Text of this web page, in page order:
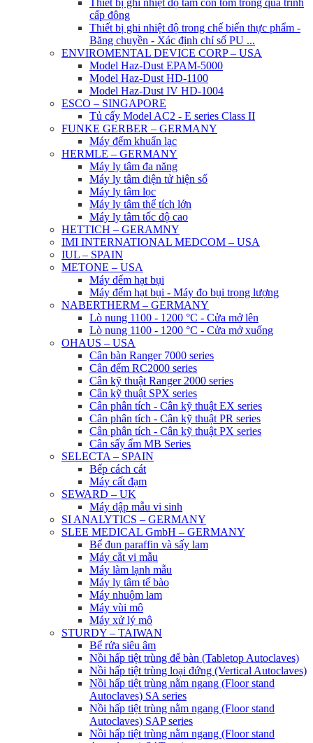
Thiết bị ghi nhiệt độ tâm con tôm trong quá trình
cấp đông
Thiết bị ghi nhiệt độ trong chế biến thực phẩm -
Băng chuyền - Xác định chỉ số PU ...
ENVIROMENTAL DEVICE CORP – USA
Model Haz-Dust EPAM-5000
Model Haz-Dust HD-1100
Model Haz-Dust IV HD-1004
ESCO – SINGAPORE
Tủ cấy Model AC2 - E series Class II
FUNKE GERBER – GERMANY
Máy đếm khuẩn lạc
HERMLE – GERMANY
Máy ly tâm đa năng
Máy ly tâm điện tử hiện số
Máy ly tâm lọc
Máy ly tâm thể tích lớn
Máy ly tâm tốc độ cao
HETTICH – GERAMNY
IMI INTERNATIONAL MEDCOM – USA
IUL – SPAIN
METONE – USA
Máy đếm hạt bụi
Máy đếm hạt bụi - Máy đo bụi trọng lượng
NABERTHERM – GERMANY
Lò nung 1100 - 1200 °C - Cửa mở lên
Lò nung 1100 - 1200 °C - Cửa mở xuống
OHAUS – USA
Cân bàn Ranger 7000 series
Cân đếm RC2000 series
Cân kỹ thuật Ranger 2000 series
Cân kỹ thuật SPX series
Cân phân tích - Cân kỹ thuật EX series
Cân phân tích - Cân kỹ thuật PR series
Cân phân tích - Cân kỹ thuật PX series
Cân sấy ẩm MB Series
SELECTA – SPAIN
Bếp cách cát
Máy cất đạm
SEWARD – UK
Máy dập mẫu vi sinh
SI ANALYTICS – GERMANY
SLEE MEDICAL GmbH – GERMANY
Bể đun paraffin và sấy lam
Máy cắt vi mẫu
Máy làm lạnh mẫu
Máy ly tâm tế bào
Máy nhuộm lam
Máy vùi mô
Máy xử lý mô
STURDY – TAIWAN
Bể rửa siêu âm
Nồi hấp tiệt trùng để bàn (Tabletop Autoclaves)
Nồi hấp tiệt trùng loại đứng (Vertical Autoclaves)
Nồi hấp tiệt trùng nằm ngang (Floor stand
Autoclaves) SA series
Nồi hấp tiệt trùng nằm ngang (Floor stand
Autoclaves) SAP series
Nồi hấp tiệt trùng nằm ngang (Floor stand